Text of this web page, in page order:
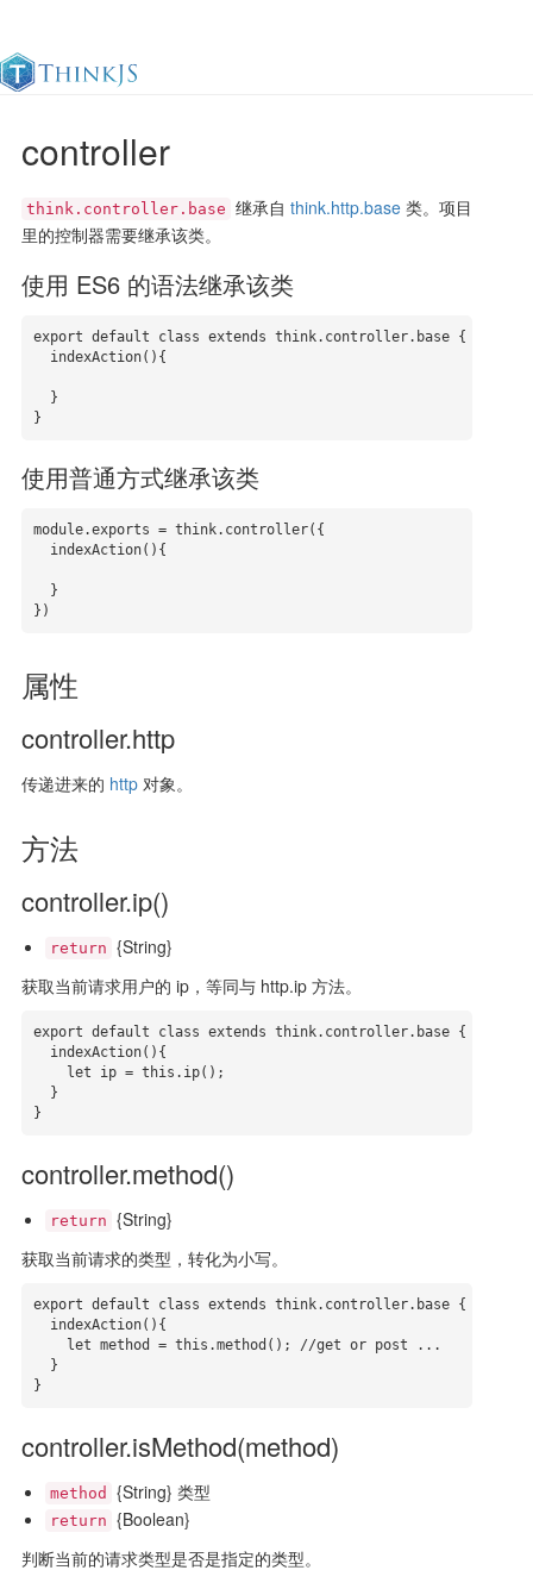
官方文档
controller
think.controller.base 继承自 think.http.base类。项目
里的控制器需要继承该类。
使用 ES6 的语法继承该类
export default class extends think.controller.base {
}
使用普通方式继承该类
module.exports = think.controller({
})
属性
controller.http
传递进来的 http对象。
方法
controller.ip()
return {String}
获取当前请求用户的 ip，等同与 http.ip 方法。
export default class extends think.controller.base {
}
controller.method()
return {String}
获取当前请求的类型，转化为小写。
export default class extends think.controller.base {
}
controller.isMethod(method)
method {String} 类型
return {Boolean}
判断当前的请求类型是否是指定的类型。